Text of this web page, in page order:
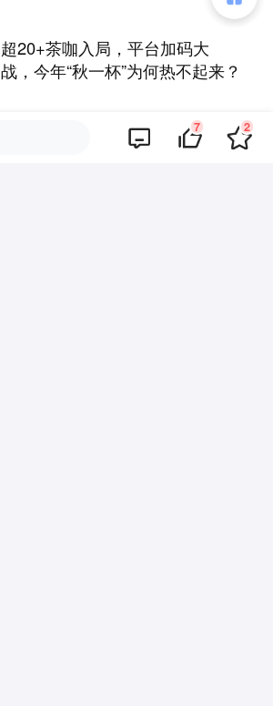
超20+茶咖入局，平台加码大
战，今年“秋一杯”为何热不起来？
安踏看上的韩流巨头，要在中
7 2